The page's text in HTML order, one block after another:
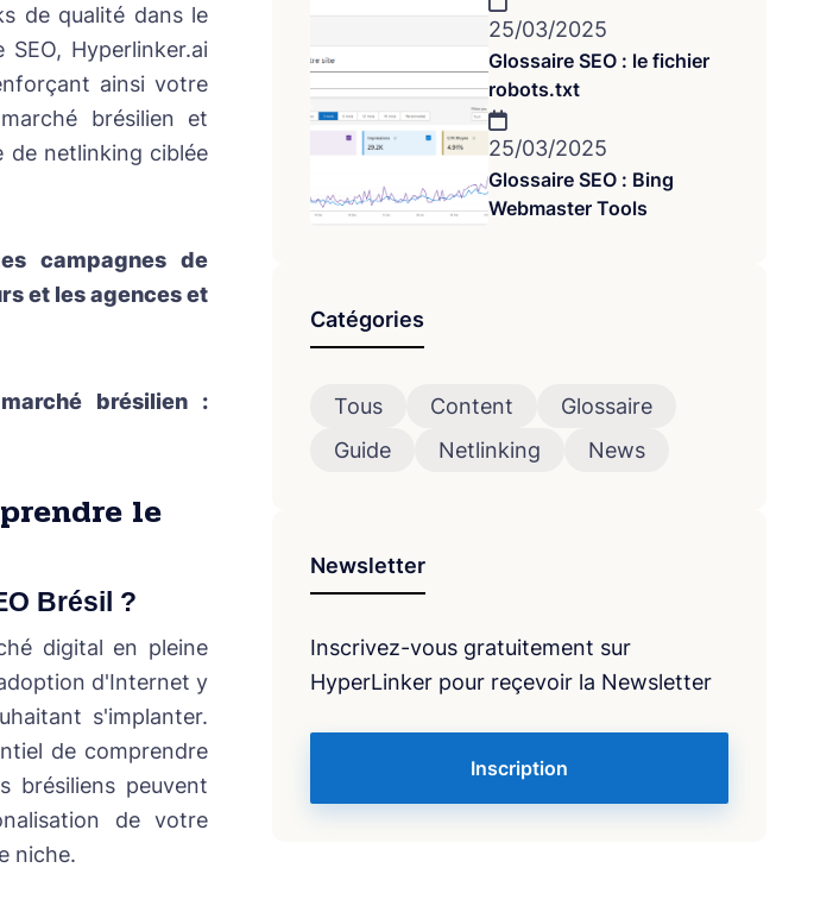
de qualité dans le
Hyperlinker.ai
ainsi votre
brésilien et
de netlinking ciblée
campagnes de
et les agences et
brésilien :
le
Brésil ?
digital en pleine
d'Internet y
s'implanter.
de comprendre
brésiliens peuvent
de votre
niche.
25/03/2025
Glossaire SEO : le fichier
robots.txt
25/03/2025
Glossaire SEO : Bing
Webmaster Tools
Catégories
Tous Content
Glossaire
Guide
Netlinking News
Newsletter
Inscrivez-vous gratuitement sur
HyperLinker pour reçevoir la Newsletter
Inscription